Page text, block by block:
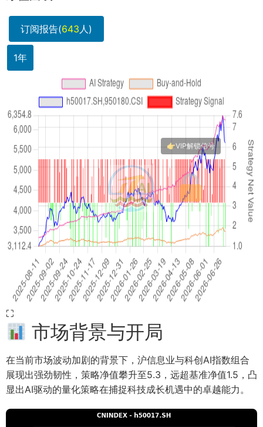
订阅报告(643人)
1年
⛶
市场背景与开局
在当前市场波动加剧的背景下，沪信息业与科创AI指数组合
展现出强劲韧性，策略净值攀升至5.3，远超基准净值1.5，凸
显出AI驱动的量化策略在捕捉科技成长机遇中的卓越能力。